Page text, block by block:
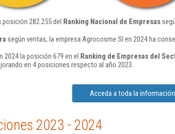
282.255 del Ranking Nacional de Empresas
según ventas, la empresa Agrocosme Sl en 2024 ha
2024 la posición 679 en el Ranking de Empresas del
en 4 posiciones respecto al año 2023.
Acceda a toda la
2023 - 2024